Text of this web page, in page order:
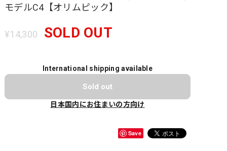
モデルC4【オリムピック】
¥14,300 SOLD OUT
International shipping available
Sold out
日本国内にお住まいの方向け
Save